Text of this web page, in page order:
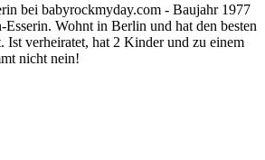
bei babyrockmyday.com - Baujahr 1977
Esserin. Wohnt in Berlin und hat den besten
Ist verheiratet, hat 2 Kinder und zu einem
nicht nein!